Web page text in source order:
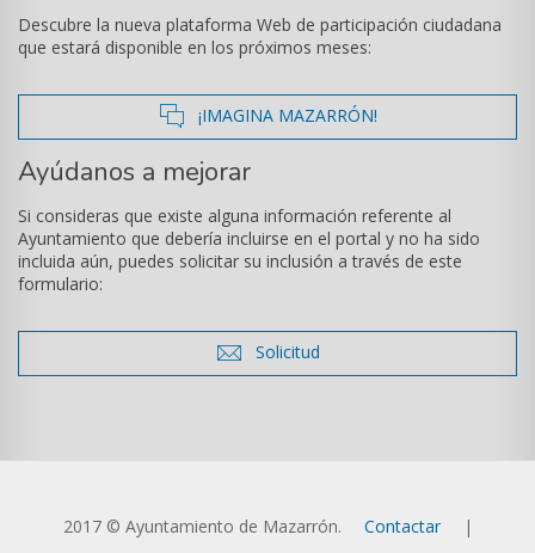
Descubre la nueva plataforma Web de participación ciudadana
que estará disponible en los próximos meses:
icono
de
comentarios
¡IMAGINA MAZARRÓN!
Ayúdanos a mejorar
Si consideras que existe alguna información referente al
Ayuntamiento que debería incluirse en el portal y no ha sido
incluida aún, puedes solicitar su inclusión a través de este
formulario:
icono
de
Solicitud
2017 © Ayuntamiento de Mazarrón. Contactar |